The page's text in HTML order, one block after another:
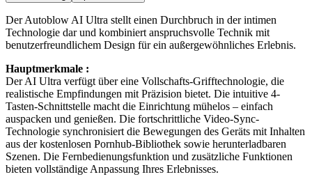
Der Autoblow AI Ultra stellt einen Durchbruch in der intimen
Technologie dar und kombiniert anspruchsvolle Technik mit
benutzerfreundlichem Design für ein außergewöhnliches Erlebnis.
Hauptmerkmale :
Der AI Ultra verfügt über eine Vollschafts-Grifftechnologie, die
realistische Empfindungen mit Präzision bietet. Die intuitive 4-
Tasten-Schnittstelle macht die Einrichtung mühelos – einfach
auspacken und genießen. Die fortschrittliche Video-Sync-
Technologie synchronisiert die Bewegungen des Geräts mit Inhalten
aus der kostenlosen Pornhub-Bibliothek sowie herunterladbaren
Szenen. Die Fernbedienungsfunktion und zusätzliche Funktionen
bieten vollständige Anpassung Ihres Erlebnisses.